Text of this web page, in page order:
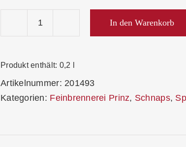
Menge
In den Warenkorb
Produkt enthält: 0,2 l
Artikelnummer: 201493
Kategorien: Feinbrennerei Prinz, Schnaps,